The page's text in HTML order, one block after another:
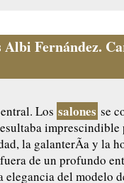
Albi Fernández.
Los salones se
la galanterÃ­a y la
de un profundo
elegancia del